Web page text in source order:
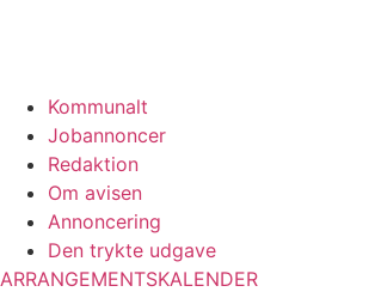
Kommunalt
Jobannoncer
Redaktion
Om avisen
Annoncering
Den trykte udgave
ARRANGEMENTSKALENDER